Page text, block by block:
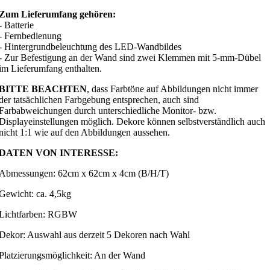
Lieferumfang gehören:
Batterie
Fernbedienung
Hintergrundbeleuchtung des LED-Wandbildes
Zur Befestigung an der Wand sind zwei Klemmen mit 5-mm-Dübel
Lieferumfang enthalten.
BEACHTEN, dass Farbtöne auf Abbildungen nicht immer
tatsächlichen Farbgebung entsprechen, auch sind
durch unterschiedliche Monitor- bzw.
möglich. Dekore können selbstverständlich auch
1:1 wie auf den Abbildungen aussehen.
VON INTERESSE:
62cm x 62cm x 4cm (B/H/T)
ca. 4,5kg
RGBW
Auswahl aus derzeit 5 Dekoren nach Wahl
An der Wand